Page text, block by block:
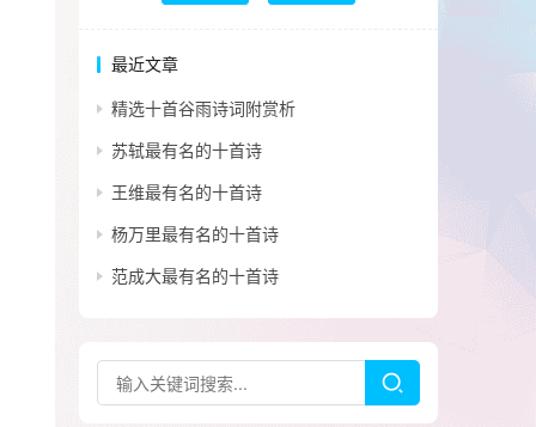
最近文章
精选十首谷雨诗词附赏析
苏轼最有名的十首诗
王维最有名的十首诗
杨万里最有名的十首诗
范成大最有名的十首诗